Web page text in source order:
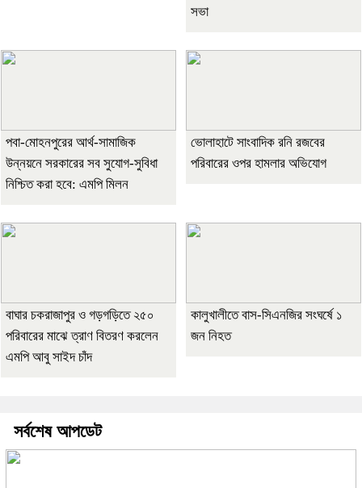
সভা
পবা-মোহনপুরের আর্থ-সামাজিক
উন্নয়নে সরকারের সব সুযোগ-সুবিধা
নিশ্চিত করা হবে: এমপি মিলন
ভোলাহাটে সাংবাদিক রনি রজবের
পরিবারের ওপর হামলার অভিযোগ
বাঘার চকরাজাপুর ও গড়গড়িতে ২৫০
পরিবারের মাঝে ত্রাণ বিতরণ করলেন
এমপি আবু সাইদ চাঁদ
কালুখালীতে বাস-সিএনজির সংঘর্ষে ১
জন নিহত
সর্বশেষ আপডেট